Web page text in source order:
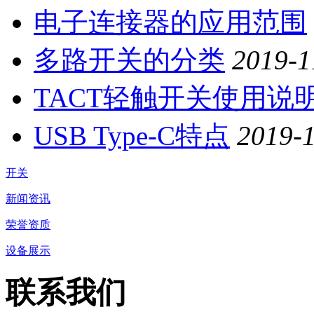
电子连接器的应用范围
多路开关的分类 2019-
TACT轻触开关使用说
USB Type-C特点 2019-
开关
新闻资讯
荣誉资质
设备展示
联系我们